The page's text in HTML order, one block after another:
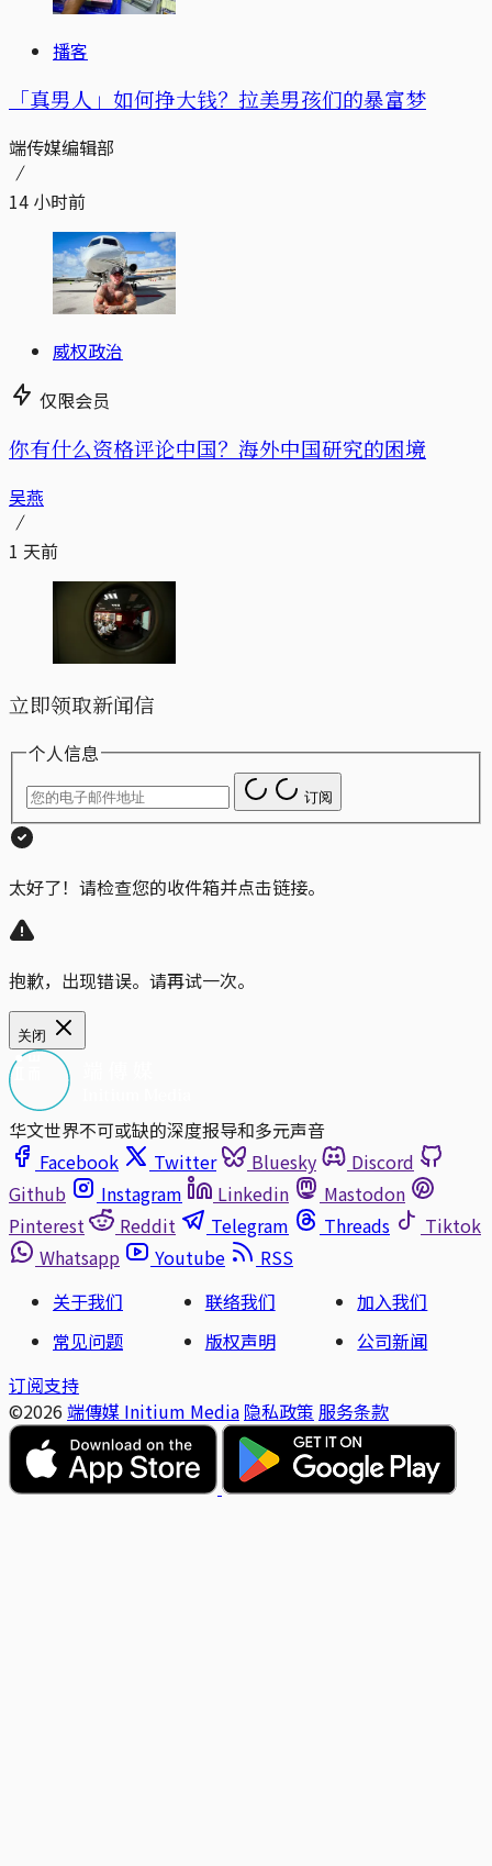
播客
「真男人」如何挣大钱？拉美男孩们的暴富梦
端传媒编辑部
14 小时前
威权政治
仅限会员
你有什么资格评论中国？海外中国研究的困境
吴燕
1 天前
立即领取新闻信
个人信息
订阅
太好了！请检查您的收件箱并点击链接。
抱歉，出现错误。请再试一次。
关闭
华文世界不可或缺的深度报导和多元声音
Facebook
Twitter Bluesky
Discord
Github
Instagram Linkedin
Mastodon
Pinterest
Reddit Telegram Threads
Tiktok
Whatsapp
Youtube
RSS
关于我们
联络我们
加入我们
常见问题
版权声明
公司新闻
订阅支持
©2026 端傳媒 Initium Media 隐私政策 服务条款